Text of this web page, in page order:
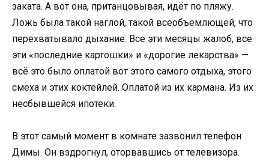
заката. А вот она, пританцовывая, идёт по пляжу.
Ложь была такой наглой, такой всеобъемлющей, что
перехватывало дыхание. Все эти месяцы жалоб, все
эти «последние картошки» и «дорогие лекарства» —
всё это было оплатой вот этого самого отдыха, этого
смеха и этих коктейлей. Оплатой из их кармана. Из их
несбывшейся ипотеки.
В этот самый момент в комнате зазвонил телефон
Димы. Он вздрогнул, оторвавшись от телевизора.